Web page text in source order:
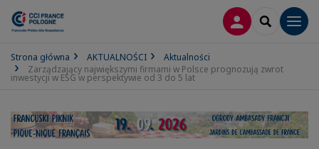
LOGOWANIE
SEARCH
Strona główna AKTUALNOŚCI
Aktualności
Zarządzający największymi firmami w Polsce prognozują zwrot
inwestycji w ESG w perspektywie od 3 do 5 lat